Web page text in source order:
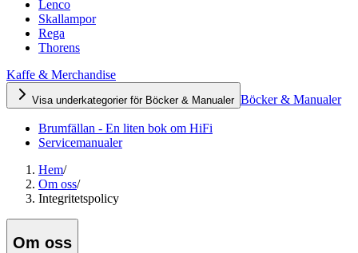
Lenco
Skallampor
Rega
Thorens
Kaffe & Merchandise
Visa underkategorier för Böcker & Manualer Böcker & Manualer
Brumfällan - En liten bok om HiFi
Servicemanualer
Hem/
Om oss/
Integritetspolicy
Om oss